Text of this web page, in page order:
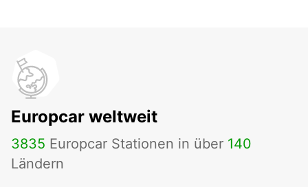
Europcar weltweit
3835 Europcar Stationen in über 140
Ländern